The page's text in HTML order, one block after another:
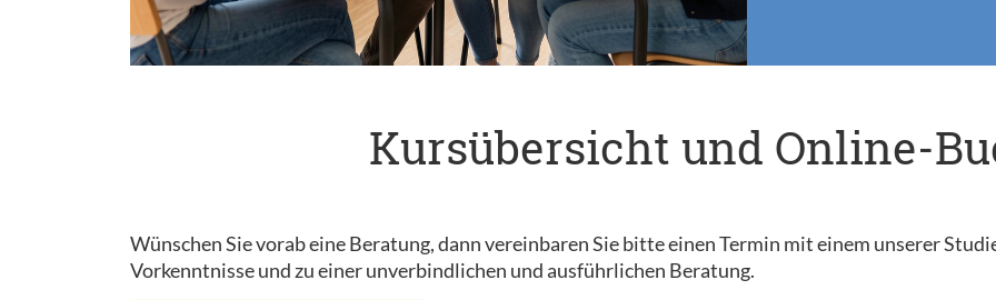
Kursübersicht und Online-
Wünschen Sie vorab eine Beratung, dann vereinbaren Sie bitte einen Termin mit einem unserer
Vorkenntnisse und zu einer unverbindlichen und ausführlichen Beratung.